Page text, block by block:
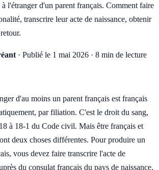
à l'étranger d'un parent français. Comment faire
transcrire leur acte de naissance, obtenir
· Publié le 1 mai 2026 · 8 min de lecture
d'au moins un parent français est français
par filiation. C'est le droit du sang,
à 18-1 du Code civil. Mais être français et
deux choses différentes. Pour produire un
vous devez faire transcrire l'acte de
du consulat français du pays de naissance,